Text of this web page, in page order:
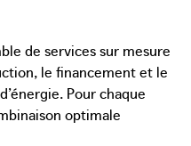
de services sur mesure
le financement et le
Pour chaque
optimale